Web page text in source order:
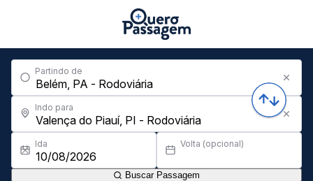
Partindo de
Indo para
Ida Volta (opcional)
Buscar Passagem